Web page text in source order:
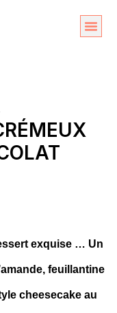
exquise … Un
feuillantine
cheesecake au